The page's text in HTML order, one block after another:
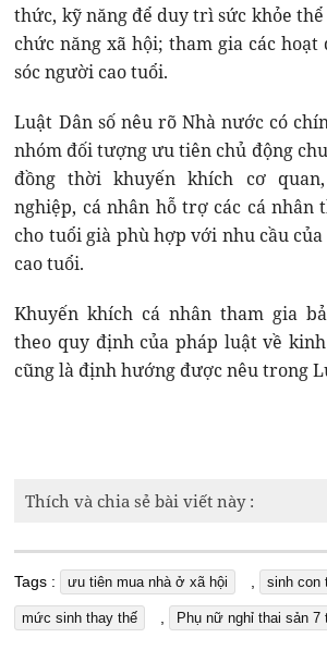
thức, kỹ năng để duy trì sức khỏe
chức năng xã hội; tham gia các
sóc người cao tuổi.
Luật Dân số nêu rõ Nhà nước có
nhóm đối tượng ưu tiên chủ động
đồng thời khuyến khích cơ
nghiệp, cá nhân hỗ trợ các cá nhân
cho tuổi già phù hợp với nhu cầu
cao tuổi.
Khuyến khích cá nhân tham gia
theo quy định của pháp luật về
cũng là định hướng được nêu trong
Thích và chia sẻ bài viết này :
Tags : ưu tiên mua nhà ở xã hội sinh con
mức sinh thay thế Phụ nữ nghỉ thai sản 7